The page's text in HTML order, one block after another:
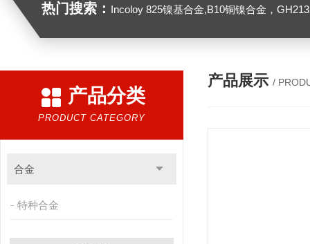
热门搜索： Incoloy 825镍基合金,B10铜镍合金，GH2132高温合金，C276
产品分类
PRODUCT CATEGORY
合金
特种合金
产品展示 /